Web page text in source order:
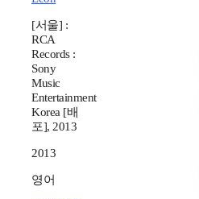
[서울] :
RCA
Records :
Sony
Music
Entertainment
Korea [배
포], 2013
2013
영어